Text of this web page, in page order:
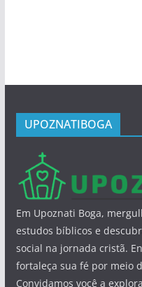
UPOZNATIBOGA
Em Upoznati Boga,
estudos bíblicos e
social na jornada cristã.
fortaleça sua fé por meio
Convidamos você a